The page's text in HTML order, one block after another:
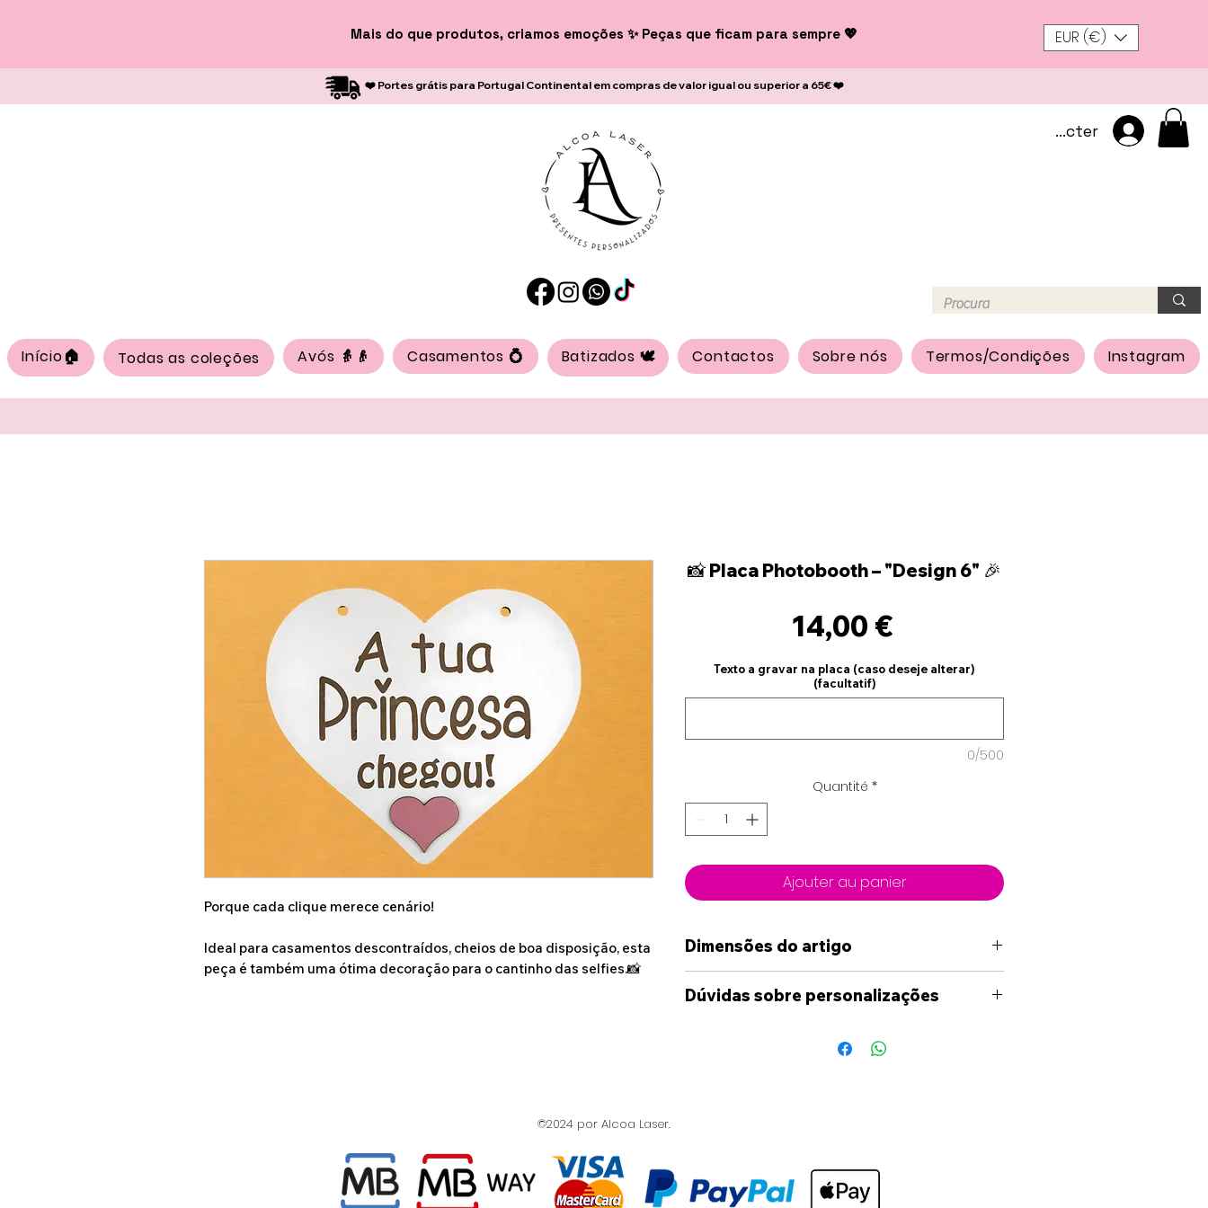
Mais do que produtos, criamos emoções ✨ Peças que ficam para sempre 💖 EUR (€)
❤️ Portes grátis para Portugal Continental em compras de valor igual ou superior a 65€ ❤️
Se connecter
Início🏠 Todas as coleções Avós 👵👴 Casamentos 💍 Batizados 🕊️ Contactos Sobre nós Termos/Condições Instagram
Porque cada clique merece cenário!
Ideal para casamentos descontraídos, cheios de boa disposição, esta
peça é também uma ótima decoração para o cantinho das selfies.📸
📸 Placa Photobooth – "Design 6" 🎉
14,00 €
Texto a gravar na placa (caso deseje alterar)
(facultatif)
0/500
Quantité *
Ajouter au panier
Dimensões do artigo
27cm x 23cm
Dúvidas sobre personalizações
das opções disponíveis no site, por favor
suas ideia e caso seja necessário ser-lhe-á
enviada uma maquete em formato digital,
©2024 por Alcoa Laser.